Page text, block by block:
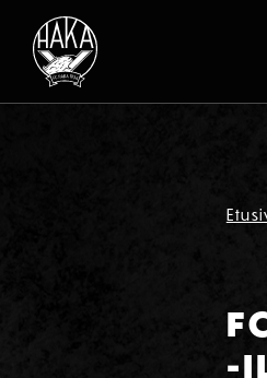
Siirry sisältöön
-